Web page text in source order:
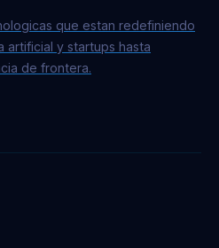
que estan redefiniendo
artificial y startups hasta
de frontera.